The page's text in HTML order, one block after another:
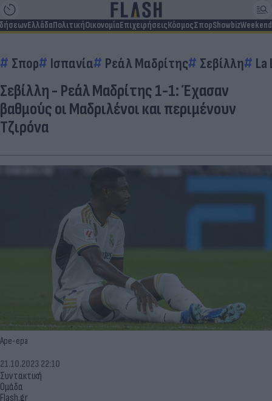
ΕλλάδαΠολιτικήΟικονομίαΕπιχειρήσειςΚόσμοςΣπορShowbizWeekend
Σπορ Ισπανία Ρεάλ Μαδρίτης Σεβίλλη La
Σεβίλλη - Ρεάλ Μαδρίτης 1-1: Έχασαν
βαθμούς οι Μαδριλένοι και περιμένουν
Τζιρόνα
Ape-epa
Συντακτική
Ομάδα
Flash.gr
21.10.2023 22:10